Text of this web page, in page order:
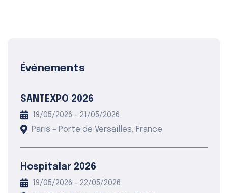
Événements
SANTEXPO 2026
19/05/2026 - 21/05/2026
Paris – Porte de Versailles, France
Hospitalar 2026
19/05/2026 - 22/05/2026